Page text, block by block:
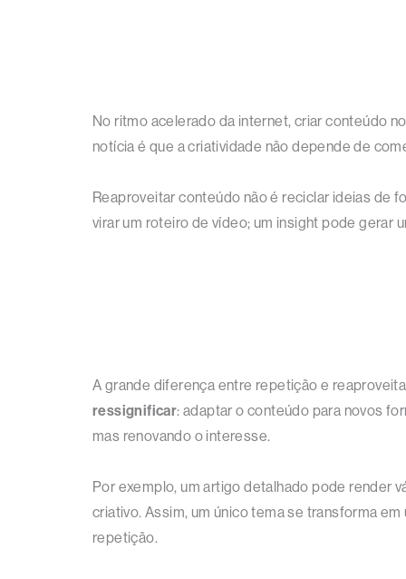
No ritmo acelerado da internet, criar conteúdo
notícia é que a criatividade não depende de
Reaproveitar conteúdo não é reciclar ideias de
virar um roteiro de vídeo; um insight pode gerar
A grande diferença entre repetição e
ressignificar: adaptar o conteúdo para novos
mas renovando o interesse.
Por exemplo, um artigo detalhado pode render
criativo. Assim, um único tema se transforma
repetição.